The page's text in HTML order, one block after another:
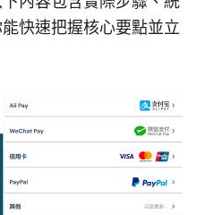
快速把握核心要點並立